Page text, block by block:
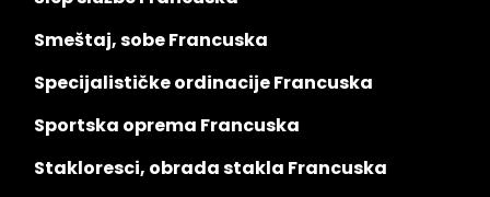
Smeštaj, sobe Francuska
Specijalističke ordinacije Francuska
Sportska oprema Francuska
Stakloresci, obrada stakla Francuska